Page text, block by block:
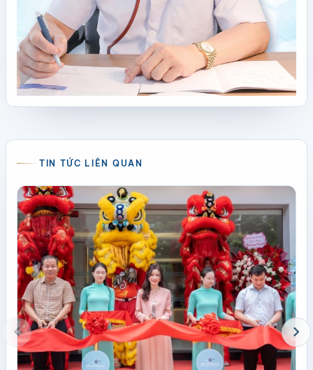
TIN TỨC LIÊN QUAN
chevron_left chevron_right